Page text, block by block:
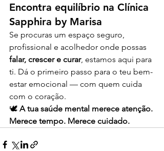
Encontra equilíbrio na Clínica
Sapphira by Marisa
Se procuras um espaço seguro,
profissional e acolhedor onde possas
falar, crescer e curar, estamos aqui para
ti. Dá o primeiro passo para o teu bem-
estar emocional — com quem cuida
com o coração.
🕊️ A tua saúde mental merece atenção.
Merece tempo. Merece cuidado.